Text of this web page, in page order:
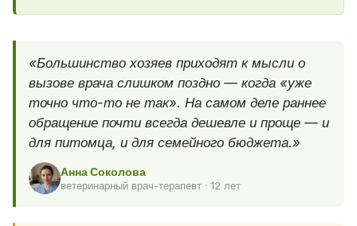
«Большинство хозяев приходят к мысли о
вызове врача слишком поздно — когда «уже
точно что-то не так». На самом деле раннее
обращение почти всегда дешевле и проще — и
для питомца, и для семейного бюджета.»
Анна Соколова
ветеринарный врач-терапевт · 12 лет